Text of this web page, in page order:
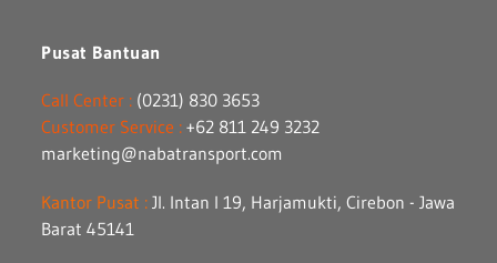
Pusat Bantuan
Call Center : (0231) 830 3653
Customer Service : +62 811 249 3232
marketing@nabatransport.com
Kantor Pusat : Jl. Intan I 19, Harjamukti, Cirebon - Jawa
Barat 45141